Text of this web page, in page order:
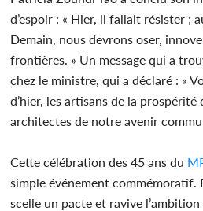
d’espoir : « Hier, il fallait résister ;
Demain, nous devrons oser,
frontières. » Un message qui a
chez le ministre, qui a déclaré : «
d’hier, les artisans de la prospérité
architectes de notre avenir
Cette célébration des 45 ans du
simple événement commémoratif.
scelle un pacte et ravive